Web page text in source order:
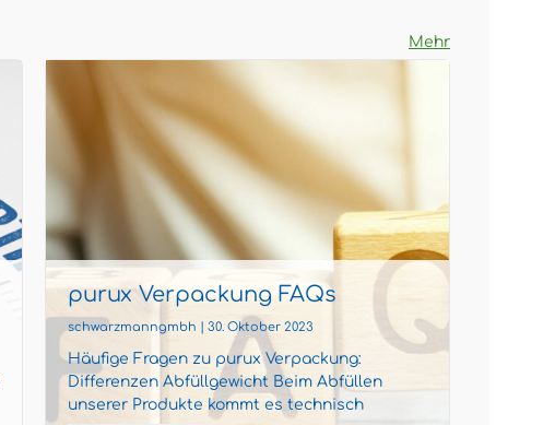
Mehr
purux Verpackung FAQs
schwarzmanngmbh | 30. Oktober 2023
Häufige Fragen zu purux Verpackung:
Differenzen Abfüllgewicht Beim Abfüllen
unserer Produkte kommt es technisch